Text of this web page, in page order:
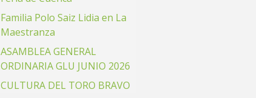
Familia Polo Saiz Lidia en La
Maestranza
ASAMBLEA GENERAL
ORDINARIA GLU JUNIO 2026
CULTURA DEL TORO BRAVO